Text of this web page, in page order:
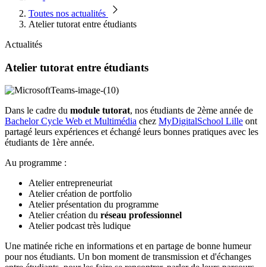
Toutes nos actualités
Atelier tutorat entre étudiants
Actualités
Atelier tutorat entre étudiants
Dans le cadre du module tutorat, nos étudiants de 2ème année de
Bachelor Cycle Web et Multimédia chez MyDigitalSchool Lille ont
partagé leurs expériences et échangé leurs bonnes pratiques avec les
étudiants de 1ère année.
Au programme :
Atelier entrepreneuriat
Atelier création de portfolio
Atelier présentation du programme
Atelier création du réseau professionnel
Atelier podcast très ludique
Une matinée riche en informations et en partage de bonne humeur
pour nos étudiants. Un bon moment de transmission et d'échanges